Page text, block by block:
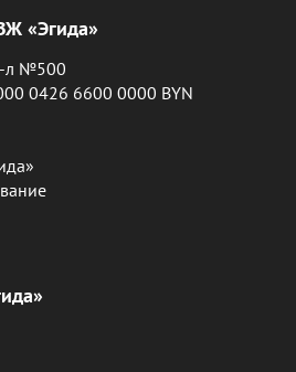
«Эгида»
л №500
0426 6600 0000 BYN